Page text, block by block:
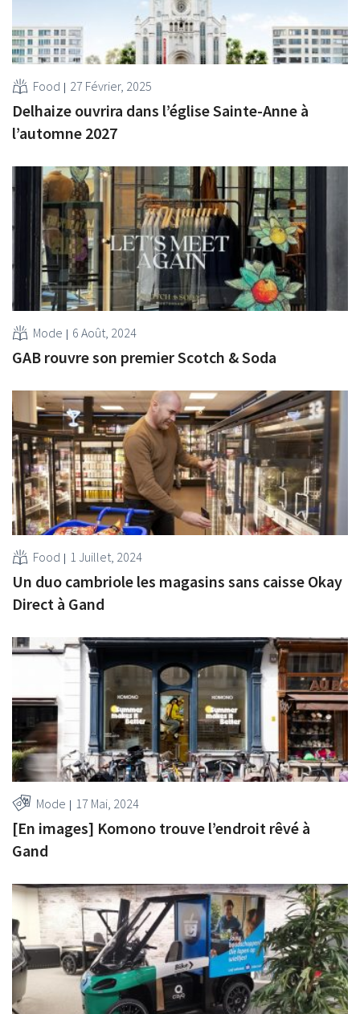
Food 27 Février, 2025
Delhaize ouvrira dans l’église Sainte-Anne à
l’automne 2027
Mode 6 Août, 2024
GAB rouvre son premier Scotch & Soda
Food 1 Juillet, 2024
Un duo cambriole les magasins sans caisse Okay
Direct à Gand
Mode 17 Mai, 2024
[En images] Komono trouve l’endroit rêvé à
Gand